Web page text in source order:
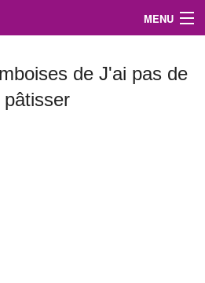
MENU
de J'ai pas de